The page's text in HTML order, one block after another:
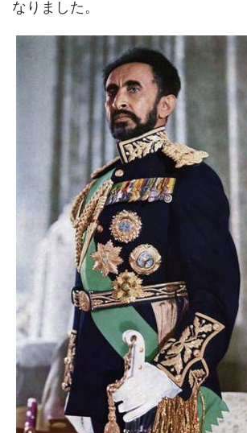
なりました。